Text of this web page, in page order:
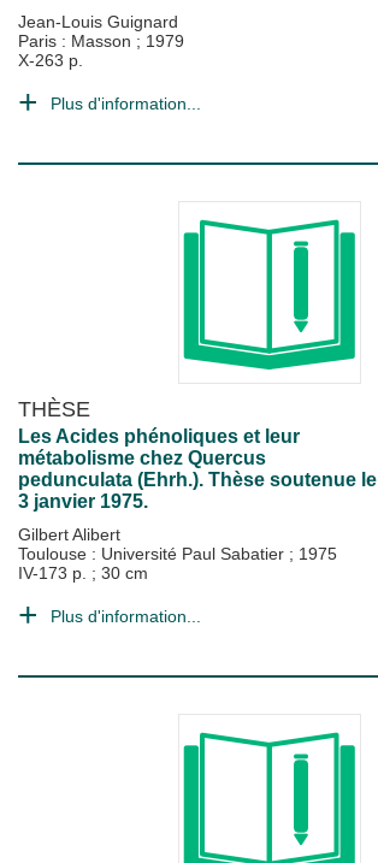
Jean-Louis Guignard
Paris : Masson ; 1979
X-263 p.
Plus d'information...
THÈSE
Les Acides phénoliques et leur
métabolisme chez Quercus
pedunculata (Ehrh.). Thèse soutenue le
3 janvier 1975.
Gilbert Alibert
Toulouse : Université Paul Sabatier ; 1975
IV-173 p. ; 30 cm
Plus d'information...